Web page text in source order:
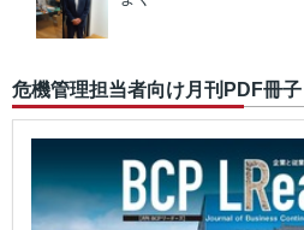
危機管理担当者向け月刊PDF冊子